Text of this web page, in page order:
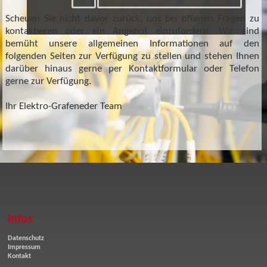
Scheuen Sie nicht davor zurück, uns bei offenen Fragen zu
kontaktieren oder ein Angebot einzufordern. Wir sind
bemüht unsere allgemeinen Informationen auf den
folgenden Seiten zur Verfügung zu stellen und stehen Ihnen
darüber hinaus gerne per Kontaktformular oder Telefon
gerne zur Verfügung.
Ihr Elektro-Grafeneder Team
Infos
Datenschutz
Impressum
Kontakt